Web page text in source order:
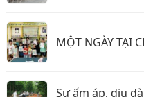
MỘT NGÀY TẠI
Sự ấm áp, dịu